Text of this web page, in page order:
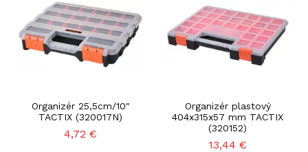
Organizér 25,5cm/10"
TACTIX (320017N)
4,72 €
Organizér plastový
404x315x57 mm TACTIX
(320152)
13,44 €